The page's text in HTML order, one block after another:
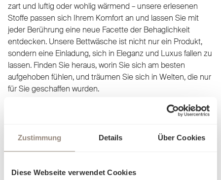
Zustimmung Details Über Cookies
Diese Webseite verwendet Cookies
zart und luftig oder wohlig wärmend – unsere erlesenen
Stoffe passen sich Ihrem Komfort an und lassen Sie mit
jeder Berührung eine neue Facette der Behaglichkeit
entdecken. Unsere Bettwäsche ist nicht nur ein Produkt,
sondern eine Einladung, sich in Eleganz und Luxus fallen zu
lassen. Finden Sie heraus, worin Sie sich am besten
aufgehoben fühlen, und träumen Sie sich in Welten, die nur
für Sie geschaffen wurden.